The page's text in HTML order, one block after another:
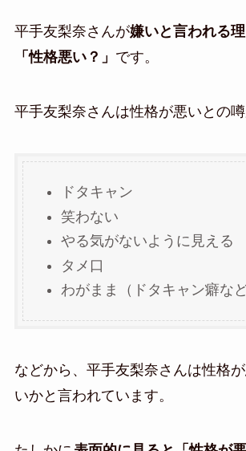
平手友梨奈さんが嫌いと言われる理
「性格悪い？」 です。
平手友梨奈さんは性格が悪いとの噂
ドタキャン
笑わない
やる気がないように見える
タメ口
わがまま（ドタキャン癖など
などから、平手友梨奈さんは性格
いかと言われています。